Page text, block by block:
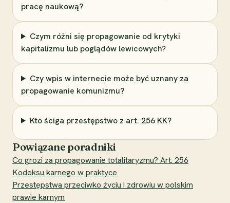
pracę naukową?
Czym różni się propagowanie od krytyki
kapitalizmu lub poglądów lewicowych?
Czy wpis w internecie może być uznany za
propagowanie komunizmu?
Kto ściga przestępstwo z art. 256 KK?
Powiązane poradniki
Co grozi za propagowanie totalitaryzmu? Art. 256
Kodeksu karnego w praktyce
Przestępstwa przeciwko życiu i zdrowiu w polskim
prawie karnym